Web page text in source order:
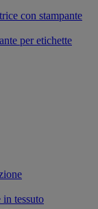
con stampante
per etichette
in tessuto